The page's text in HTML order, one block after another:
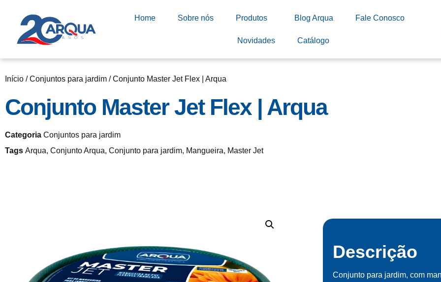
Home Sobre nós Produtos Blog Arqua Fale Conosco
Novidades Catálogo
Início /Conjuntos para jardim / Conjunto Master Jet Flex | Arqua
Conjunto Master Jet Flex | Arqua
Categoria Conjuntos para jardim
Tags Arqua, Conjunto Arqua, Conjunto para jardim, Mangueira, Master Jet
Descrição
Conjunto para jardim, com